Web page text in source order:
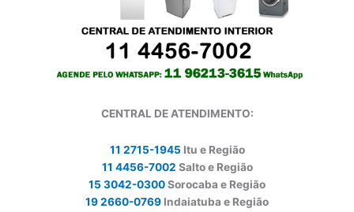
CENTRAL DE ATENDIMENTO:
11 2715-1945 Itu e Região
11 4456-7002 Salto e Região
15 3042-0300Sorocaba e Região
19 2660-0769 Indaiatuba e Região